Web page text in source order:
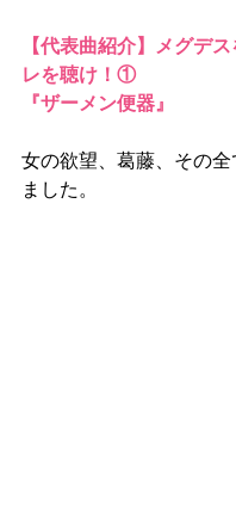
【代表曲紹介】メグデ
レを聴け！①
『ザーメン便器』
女の欲望、葛藤、その
ました。